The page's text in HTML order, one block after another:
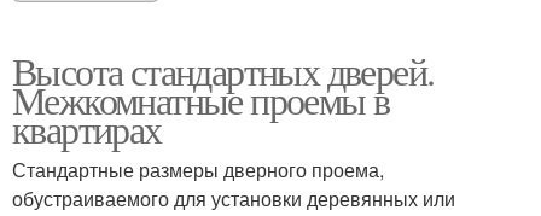
Высота стандартных дверей.
Межкомнатные проемы в
квартирах
Стандартные размеры дверного проема,
обустраиваемого для установки деревянных или